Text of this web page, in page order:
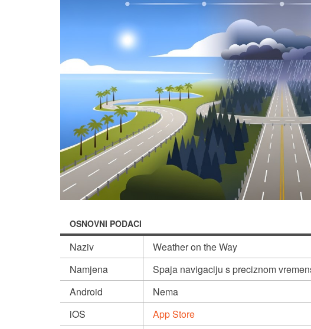
OSNOVNI PODACI
Naziv
Weather on the Way
Namjena
Spaja navigaciju s preciznom
Android
Nema
iOS
App Store